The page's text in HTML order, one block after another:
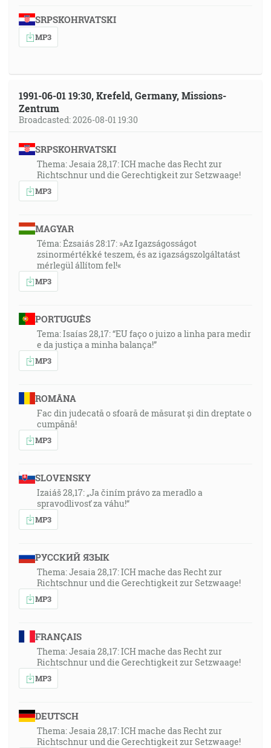
SRPSKOHRVATSKI
MP3
1991-06-01 19:30, Krefeld, Germany, Missions-
Zentrum
Broadcasted: 2026-08-01 19:30
SRPSKOHRVATSKI
Thema: Jesaia 28,17: ICH mache das Recht zur
Richtschnur und die Gerechtigkeit zur Setzwaage!
MP3
MAGYAR
Téma: Ézsaiás 28:17: »Az Igazságosságot
zsinormértékké teszem, és az igazságszolgáltatást
mérlegül állítom fel!«
MP3
PORTUGUÊS
Tema: Isaías 28,17: “EU faço o juizo a linha para medir
e da justiça a minha balança!”
MP3
ROMÂNA
Fac din judecată o sfoară de măsurat și din dreptate o
cumpănă!
MP3
SLOVENSKY
Izaiáš 28,17: „Ja činím právo za meradlo a
spravodlivosť za váhu!“
MP3
РУССКИЙ ЯЗЫК
Thema: Jesaia 28,17: ICH mache das Recht zur
Richtschnur und die Gerechtigkeit zur Setzwaage!
MP3
FRANÇAIS
Thema: Jesaia 28,17: ICH mache das Recht zur
Richtschnur und die Gerechtigkeit zur Setzwaage!
MP3
DEUTSCH
Thema: Jesaia 28,17: ICH mache das Recht zur
Richtschnur und die Gerechtigkeit zur Setzwaage!